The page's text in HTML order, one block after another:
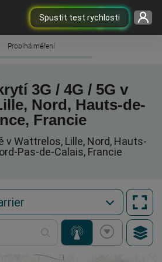
Spustit test rychlosti
Probíhá měření
3G / 4G / 5G v
Nord, Hauts-de-
Francie
v Wattrelos, Lille, Nord, Hauts-
Pas-de-Calais, Francie